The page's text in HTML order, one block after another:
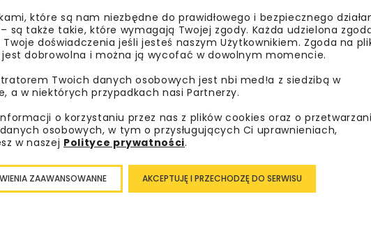
wiedzieć więcej?
się do newslettera aby otrzymywać od nas
informacje branżowe, zaproszenia na
atrakcyjne oferty i dedykowane akcje
które są nam niezbędne do prawidłowego i bezpiecznego
są także takie, które wymagają Twojej zgody. Każda udzielona
doświadczenia jeśli jesteś naszym Użytkownikiem. Zgoda na
dobrowolna i można ją wycofać w dowolnym momencie.
Twoich danych osobowych jest nbi med!a z siedzibą w
a w niektórych przypadkach nasi Partnerzy.
o korzystaniu przez nas z plików cookies oraz o
osobowych, w tym o przysługujących Ci uprawnieniach,
w naszej Polityce prywatności.
AKCEPTUJĘ I PRZECHODZĘ DO SERWISU
ZAAWANSOWANNE